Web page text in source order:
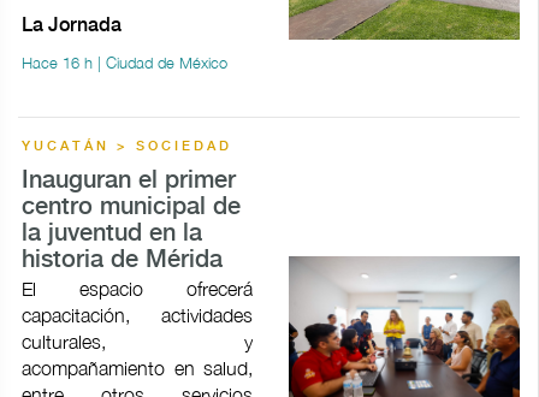
La Jornada
Hace 16 h | Ciudad de México
YUCATÁN > SOCIEDAD
Inauguran el primer
centro municipal de
la juventud en la
historia de Mérida
El espacio ofrecerá
capacitación, actividades
culturales, y
acompañamiento en salud,